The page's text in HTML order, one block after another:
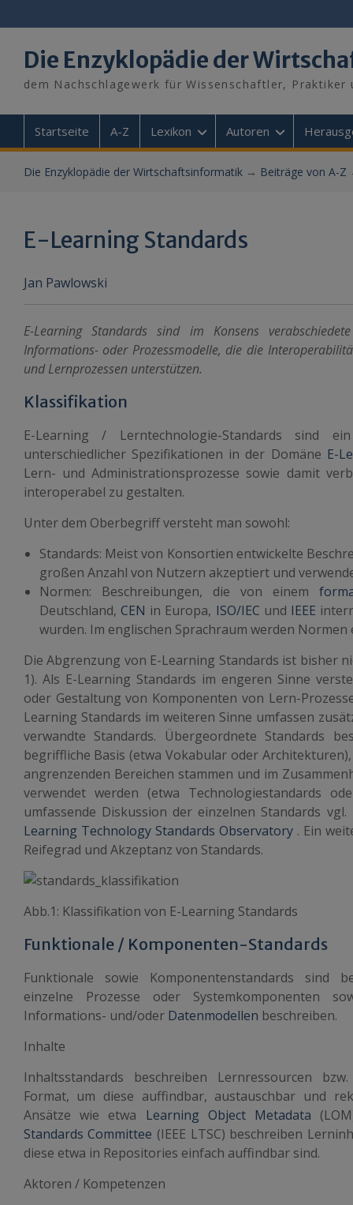
to
Die Enzyklopädie der
dem Nachschlagewerk für Wissenschaftler, Praktiker
Startseite A-Z Lexikon Autoren
Die Enzyklopädie der Wirtschaftsinformatik→ Beiträge von A-Z
E-Learning Standards
Jan Pawlowski
E-Learning Standards sind im Konsens
Informations- oder Prozessmodelle, die die
und Lernprozessen unterstützen.
Klassifikation
E-Learning / Lerntechnologie-Standards sind
unterschiedlicher Spezifikationen in der Domäne E-
Lern- und Administrationsprozesse sowie damit
interoperabel zu gestalten.
Unter dem Oberbegriff versteht man sowohl:
Standards: Meist von Konsortien entwickelte
großen Anzahl von Nutzern akzeptiert und
Normen: Beschreibungen, die von einem
Deutschland, CEN in Europa, ISO/IEC und IEEE
wurden. Im englischen Sprachraum werden
Die Abgrenzung von E-Learning Standards ist bisher
1). Als E-Learning Standards im engeren Sinne
oder Gestaltung von Komponenten von Lern-
Learning Standards im weiteren Sinne umfassen
verwandte Standards. Übergeordnete Standards
begriffliche Basis (etwa Vokabular oder
angrenzenden Bereichen stammen und im
verwendet werden (etwa Technologiestandards
umfassende Diskussion der einzelnen Standards
Learning Technology Standards Observatory . Ein
Reifegrad und Akzeptanz von Standards.
Abb.1: Klassifikation von E-Learning Standards
Funktionale / Komponenten-Standards
Funktionale sowie Komponentenstandards sind
einzelne Prozesse oder Systemkomponenten
Informations- und/oder Datenmodellen beschreiben.
Inhalte
Inhaltsstandards beschreiben Lernressourcen
Format, um diese auffindbar, austauschbar und
Ansätze wie etwa Learning Object Metadata
Standards Committee (IEEE LTSC) beschreiben
diese etwa in Repositories einfach auffindbar sind.
Aktoren / Kompetenzen